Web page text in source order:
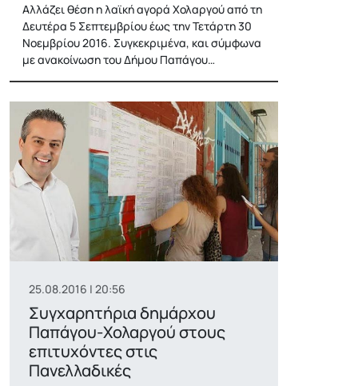
Αλλάζει θέση η λαϊκή αγορά Χολαργού από τη
Δευτέρα 5 Σεπτεμβρίου έως την Τετάρτη 30
Νοεμβρίου 2016. Συγκεκριμένα, και σύμφωνα
με ανακοίνωση του Δήμου Παπάγου…
25.08.2016 | 20:56
Συγχαρητήρια δημάρχου
Παπάγου-Χολαργού στους
επιτυχόντες στις
Πανελλαδικές